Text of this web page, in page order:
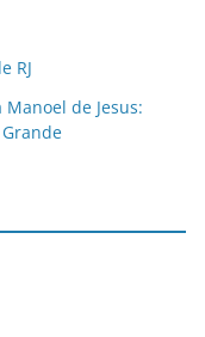
RJ
de Jesus: